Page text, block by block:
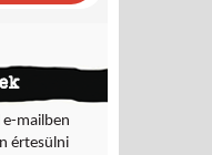
e-mailben
értesülni